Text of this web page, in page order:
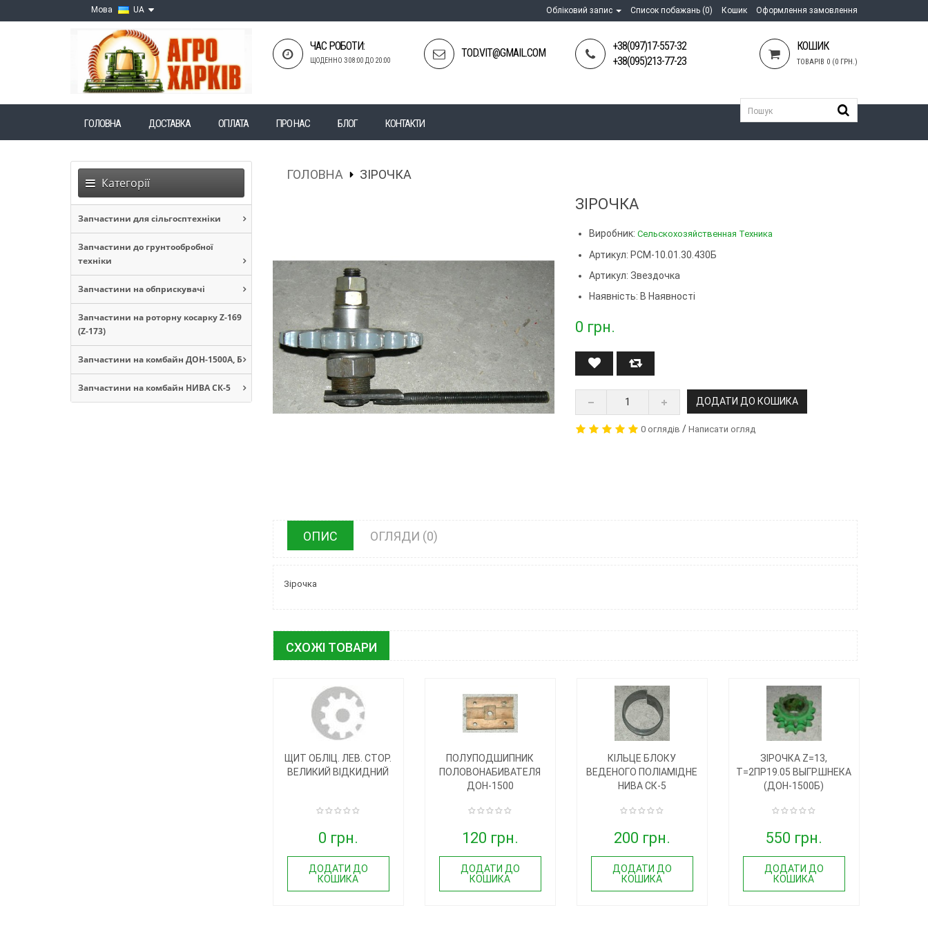
Мова UA Обліковий запис Список побажань (0) Кошик Оформлення замовлення
ЧАС РОБОТИ:
ЩОДЕННО З 08:00 ДО 20:00
TOD.VIT@GMAIL.COM
+38(097)17-557-32
+38(095)213-77-23
КОШИК
ТОВАРІВ 0 (0 ГРН.)
ГОЛОВНА ДОСТАВКА ОПЛАТА ПРО НАС БЛОГ КОНТАКТИ
Категорії
Запчастини для сільгосптехніки
Запчастини до грунтообробної
техніки
Запчастини на обприскувачі
Запчастини на роторну косарку Z-169
(Z-173)
Запчастини на комбайн ДОН-1500А, Б
Запчастини на комбайн НИВА СК-5
ГОЛОВНА ЗІРОЧКА
ЗІРОЧКА
Виробник:Сельскохозяйственная Техника
Артикул: РСМ-10.01.30.430Б
Артикул:Звездочка
Наявність: В Наявності
0 грн.
ДОДАТИ ДО КОШИКА
0 оглядів /Написати огляд
ОПИС ОГЛЯДИ (0)
Зірочка
СХОЖІ ТОВАРИ
ЩИТ ОБЛІЦ. ЛЕВ. СТОР.
ВЕЛИКИЙ ВІДКИДНИЙ
0 грн.
ДОДАТИ ДО
КОШИКА
ПОЛУПОДШИПНИК
ПОЛОВОНАБИВАТЕЛЯ
ДОН-1500
120 грн.
ДОДАТИ ДО
КОШИКА
КІЛЬЦЕ БЛОКУ
ВЕДЕНОГО ПОЛІАМІДНЕ
НИВА СК-5
200 грн.
ДОДАТИ ДО
КОШИКА
ЗІРОЧКА Z=13,
T=2ПР19.05 ВЫГР.ШНЕКА
(ДОН-1500Б)
550 грн.
ДОДАТИ ДО
КОШИКА